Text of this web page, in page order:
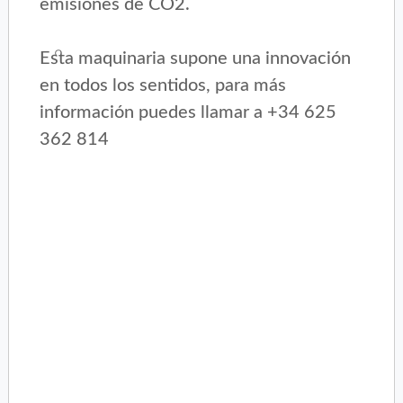
emisiones de CO2.
Esta maquinaria supone una innovación
en todos los sentidos, para más
información puedes llamar a +34 625
362 814